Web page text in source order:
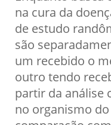
na cura da
de estudo
são
um recebido o
outro tendo
partir da análise
no organismo